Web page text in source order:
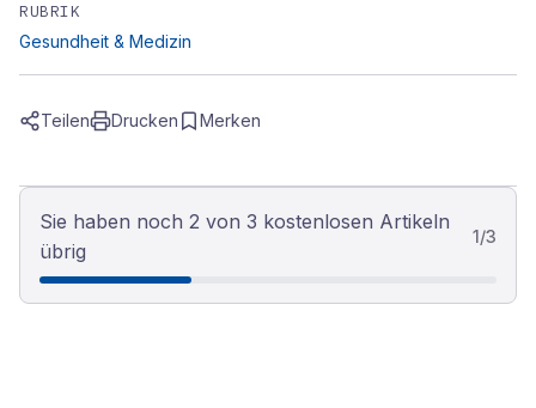
RUBRIK
Gesundheit & Medizin
Teilen Drucken Merken
Sie haben noch 2 von 3 kostenlosen Artikeln
übrig
1/3